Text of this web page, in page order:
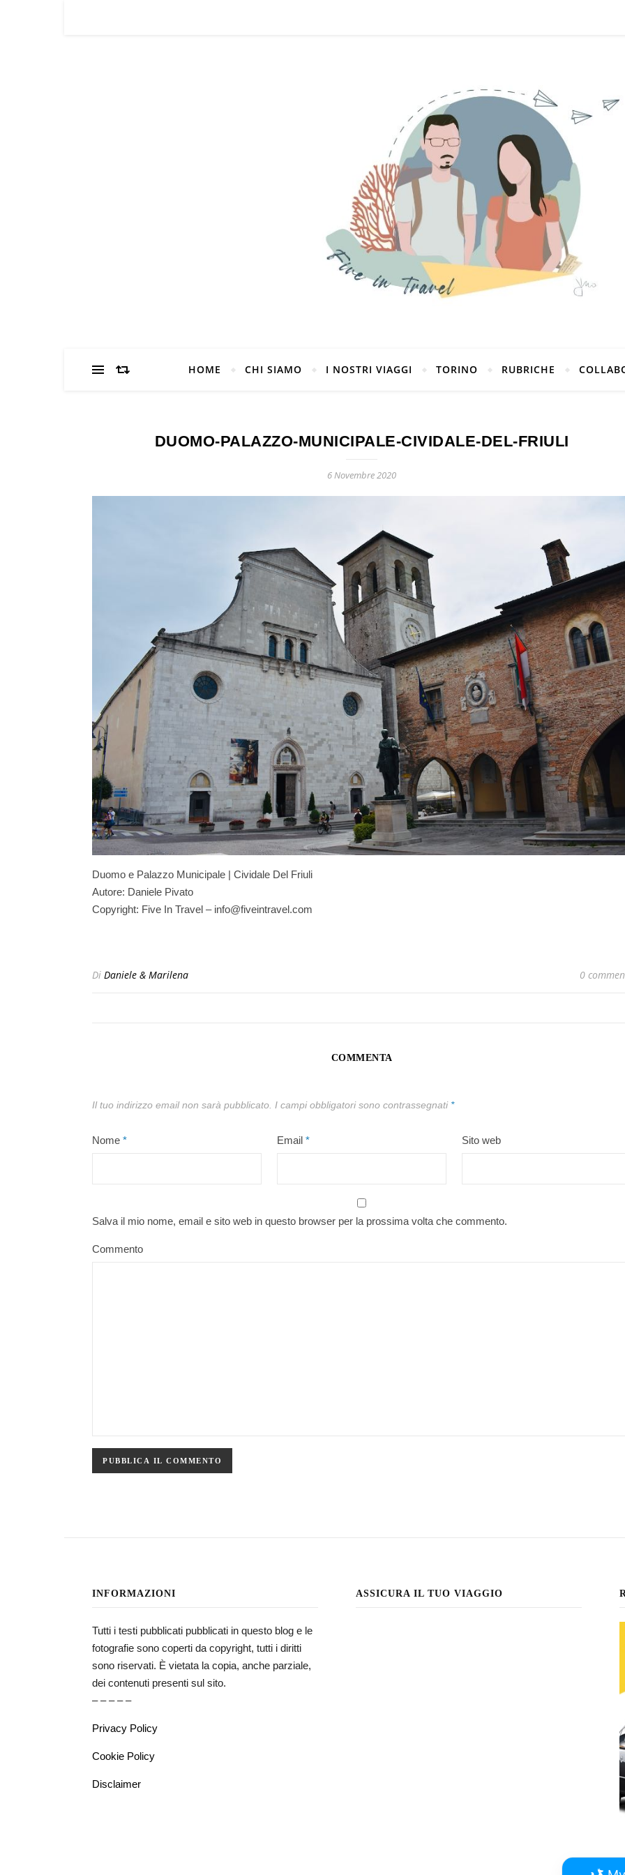
HOME CHI SIAMO I NOSTRI VIAGGI TORINO RUBRICHE
DUOMO-PALAZZO-MUNICIPALE-CIVIDALE-DEL-FRIULI
6 Novembre 2020
Duomo e Palazzo Municipale | Cividale Del Friuli
Autore: Daniele Pivato
Copyright: Five In Travel – info@fiveintravel.com
Di Daniele & Marilena 0
COMMENTA
Il tuo indirizzo email non sarà pubblicato. I campi obbligatori sono contrassegnati *
Nome * Email * Sito web
Salva il mio nome, email e sito web in questo browser per la prossima volta che commento.
Commento
INFORMAZIONI
Tutti i testi pubblicati pubblicati in questo blog e le
fotografie sono coperti da copyright, tutti i diritti
sono riservati. È vietata la copia, anche parziale,
dei contenuti presenti sul sito.
– – – – –
Privacy Policy
Cookie Policy
Disclaimer
ASSICURA IL TUO VIAGGIO